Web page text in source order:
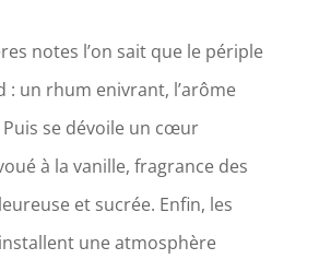
notes l’on sait que le périple
: un rhum enivrant, l’arôme
Puis se dévoile un cœur
à la vanille, fragrance des
et sucrée. Enfin, les
une atmosphère